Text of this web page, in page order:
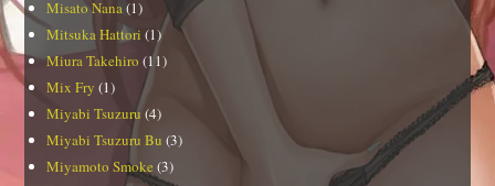
Misato Nana(1)
Mitsuka Hattori (1)
Miura Takehiro (11)
Mix Fry (1)
Miyabi Tsuzuru (4)
Miyabi Tsuzuru Bu (3)
Miyamoto Smoke (3)